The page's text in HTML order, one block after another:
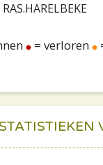
RAS.HARELBEKE
= verloren